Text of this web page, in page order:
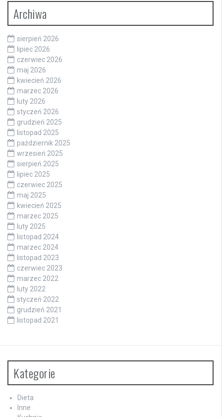
Archiwa
sierpień 2026
lipiec 2026
czerwiec 2026
maj 2026
kwiecień 2026
marzec 2026
luty 2026
styczeń 2026
grudzień 2025
listopad 2025
październik 2025
wrzesień 2025
sierpień 2025
lipiec 2025
czerwiec 2025
maj 2025
kwiecień 2025
marzec 2025
luty 2025
listopad 2024
marzec 2024
listopad 2023
czerwiec 2023
marzec 2022
luty 2022
styczeń 2022
grudzień 2021
listopad 2021
Kategorie
Dieta
Inne